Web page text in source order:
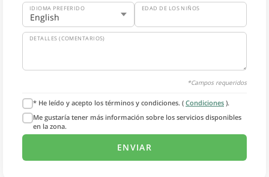
IDIOMA PREFERIDO EDAD DE LOS NIÑOS
DETALLES (COMENTARIOS)
*Campos requeridos
* He leído y acepto los términos y condiciones. ( Condiciones ).
Me gustaría tener más información sobre los servicios disponibles
en la zona.